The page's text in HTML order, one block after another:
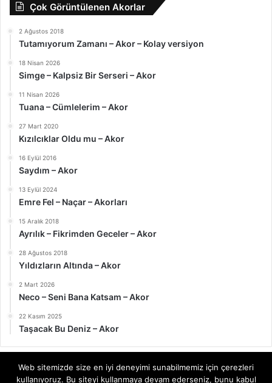
Çok Görüntülenen Akorlar
2 Ağustos 2018
Tutamıyorum Zamanı – Akor – Kolay versiyon
18 Nisan 2026
Simge – Kalpsiz Bir Serseri – Akor
11 Nisan 2026
Tuana – Cümlelerim – Akor
27 Mart 2020
Kızılcıklar Oldu mu – Akor
16 Eylül 2016
Saydım – Akor
13 Eylül 2024
Emre Fel – Naçar – Akorları
15 Aralık 2018
Ayrılık – Fikrimden Geceler – Akor
28 Ağustos 2018
Yıldızların Altında – Akor
2 Mart 2026
Neco – Seni Bana Katsam – Akor
22 Kasım 2025
Taşacak Bu Deniz – Akor
Web sitemizde size en iyi deneyimi sunabilmemiz için çerezleri
kullanıyoruz. Bu siteyi kullanmaya devam ederseniz, bunu kabul